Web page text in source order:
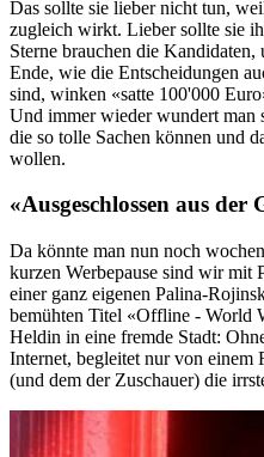
Das sollte sie lieber nicht tun,
zugleich wirkt. Lieber sollte sie
Sterne brauchen die
Ende, wie die Entscheidungen
sind, winken «satte 100'000
Und immer wieder wundert man
die so tolle Sachen können und
wollen.
«Ausgeschlossen aus der
Da könnte man nun noch
kurzen Werbepause sind wir mit
einer ganz eigenen Palina-
bemühten Titel «Offline - World
Heldin in eine fremde Stadt:
Internet, begleitet nur von einem
(und dem der Zuschauer) die